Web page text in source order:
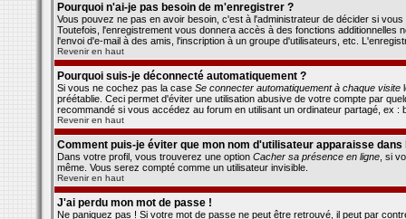
Pourquoi n'ai-je pas besoin de m'enregistrer ?
Vous pouvez ne pas en avoir besoin, c'est à l'administrateur de décider si
Toutefois, l'enregistrement vous donnera accès à des fonctions
l'envoi d'e-mail à des amis, l'inscription à un groupe d'utilisateurs, etc.
Revenir en haut
Pourquoi suis-je déconnecté automatiquement ?
Si vous ne cochez pas la case Se connecter automatiquement à chaque visite
préétablie. Ceci permet d'éviter une utilisation abusive de votre compte par
recommandé si vous accédez au forum en utilisant un ordinateur partagé, ex :
Revenir en haut
Comment puis-je éviter que mon nom d'utilisateur apparaisse
Dans votre profil, vous trouverez une option Cacher sa présence en ligne , si
même. Vous serez compté comme un utilisateur invisible.
Revenir en haut
J'ai perdu mon mot de passe !
Ne paniquez pas ! Si votre mot de passe ne peut être retrouvé, il peut par